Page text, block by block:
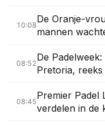
10:08
De Oranje-
mannen
08:52
De
Pretoria,
08:45
Premier Padel
verdelen in de